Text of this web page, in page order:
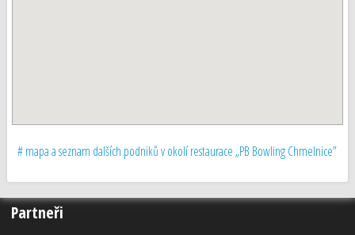
# mapa a seznam dalších podniků v okolí restaurace „PB Bowling Chmelnice”
Partneři